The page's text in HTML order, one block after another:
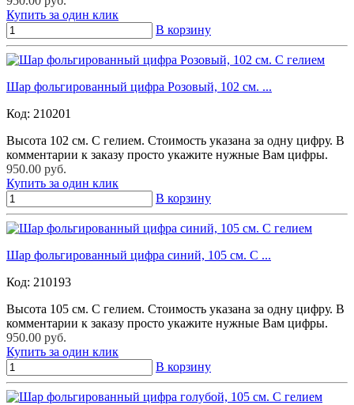
Купить за один клик
В корзину
Шар фольгированный цифра Розовый, 102 см. ...
Код: 210201
Высота 102 см. С гелием. Стоимость указана за одну цифру. В
комментарии к заказу просто укажите нужные Вам цифры.
950.00 руб.
Купить за один клик
В корзину
Шар фольгированный цифра синий, 105 см. С ...
Код: 210193
Высота 105 см. С гелием. Стоимость указана за одну цифру. В
комментарии к заказу просто укажите нужные Вам цифры.
950.00 руб.
Купить за один клик
В корзину